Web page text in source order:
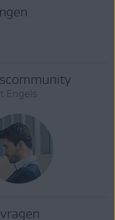
Engels